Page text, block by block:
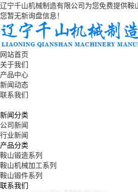
辽宁千山机械制造有限公司为您免费提供鞍
您暂无新询盘信息！
网站首页
关于我们
产品中心
新闻动态
联系我们
新闻分类
公司新闻
行业新闻
产品分类
鞍山锻造系列
鞍山机械加工系列
鞍山锻件系列
联系我们